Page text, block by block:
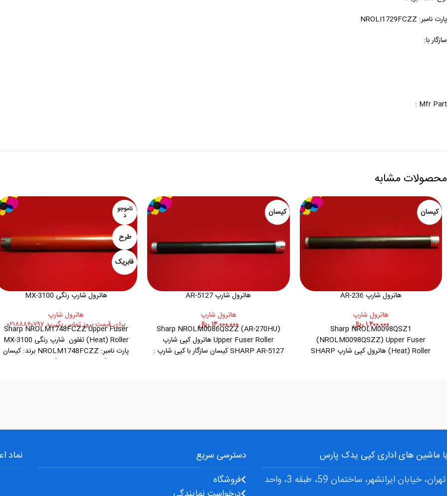
پارت نامبر: NROLI1729FCZZ
سازگار با:
Mfr Part :
محصولات مشابه
کیسان
هاترول شارپ AR-236
هاترول شارپ
۱,۴۰۰,۰۰۰ریال
Sharp NROLM0098QSZ1
(NROLM0098QSZZ) Upper Fuser
(Heat) Roller هاترول کپی شارپ SHARP
کیسان
هاترول شارپ AR-5127
هاترول شارپ
۱۴,۰۰۰,۰۰۰ریال
Sharp NROLM0086QSZZ (AR-270HU)
Upper Fuser Roller هاترول کپی شارپ
SHARP AR-5127 کیسان سازگار با کپی شارپ :
ناموجو
د
طرح
فابریک
هاترول شارپ رنگی MX-3100
هاترول شارپ
برای قیمت بروز تماس بگیرید ۰۲۱۸۸۸۶۰۷۹۷
Sharp NROLM1748FCZZ Upper Fuser
(Heat) Roller تفلون شارپ رنگی MX-3100
پارت نامبر: NROLM1748FCZZ برند: کیسان
سازگار با کپی شارپ رنگی MX-2600
نماد
دسترسی سریع
فروشگاه
با ماشین های اداری کپی یدک پارس
آدرس: تهران، خیابان ایرانشهر، ساختمان 59، طبقه 3، واحد